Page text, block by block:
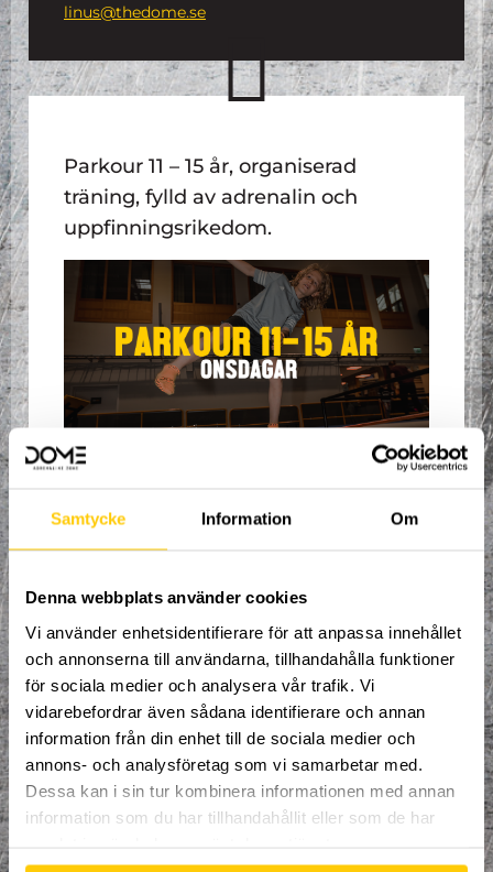
Samtycke Information Om
Denna webbplats använder cookies
Vi använder enhetsidentifierare för att anpassa innehållet
och annonserna till användarna, tillhandahålla funktioner
för sociala medier och analysera vår trafik. Vi
vidarebefordrar även sådana identifierare och annan
information från din enhet till de sociala medier och
annons- och analysföretag som vi samarbetar med.
Dessa kan i sin tur kombinera informationen med annan
information som du har tillhandahållit eller som de har
linus@thedome.se
Parkour 11 – 15 år, organiserad
träning, fylld av adrenalin och
uppfinningsrikedom.
Välkommen till en ny termin med
uppfinningsrikedom där du får prova på
alla våra sporter i en arena helt utan
gränser!
Våra erfarna coacher tar hand om dig och
ser till att du ständigt utvecklas i den
riktning du brinner för.
Spontanitet, glädje och kamratskap är
våra nyckelord!
Alla mellan 11 – 15 år är välkomna att delta.
Höstens termin är delad i två, varav detta
är andra delen. Första träningstillfället är
träningstillfället är 12:e december.